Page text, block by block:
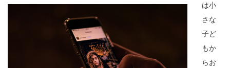
は小
さな
子ど
もか
らお